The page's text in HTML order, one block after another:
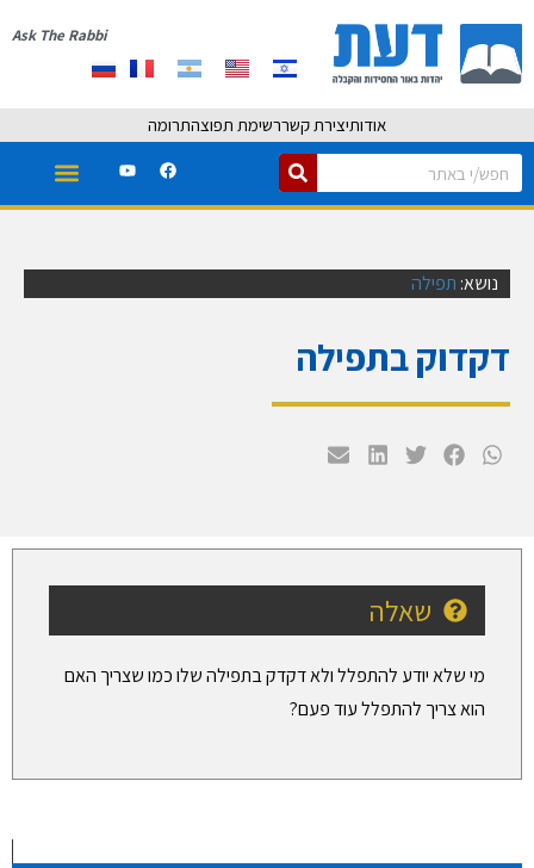
Ask The Rabbi
אודותיצירת קשררשימת תפוצהתרומה
נושא: תפילה
דקדוק בתפילה
שאלה
מי שלא יודע להתפלל ולא דקדק בתפילה שלו כמו שצריך האם
הוא צריך להתפלל עוד פעם?